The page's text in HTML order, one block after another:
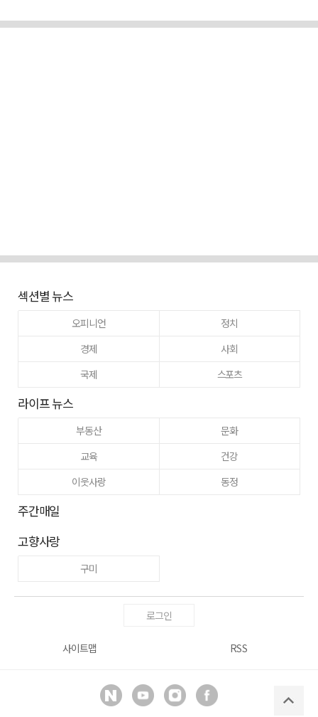
섹션별 뉴스
오피니언
정치
경제
사회
국제
스포츠
라이프 뉴스
부동산
문화
교육
건강
이웃사랑
동정
주간매일
고향사랑
구미
로그인
사이트맵 RSS